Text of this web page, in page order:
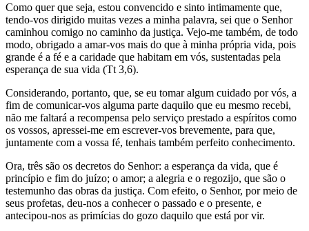
Como quer que seja, estou convencido e sinto intimamente que,
tendo-vos dirigido muitas vezes a minha palavra, sei que o Senhor
caminhou comigo no caminho da justiça. Vejo-me também, de todo
modo, obrigado a amar-vos mais do que à minha própria vida, pois
grande é a fé e a caridade que habitam em vós, sustentadas pela
esperança de sua vida (Tt 3,6).
Considerando, portanto, que, se eu tomar algum cuidado por vós, a
fim de comunicar-vos alguma parte daquilo que eu mesmo recebi,
não me faltará a recompensa pelo serviço prestado a espíritos como
os vossos, apressei-me em escrever-vos brevemente, para que,
juntamente com a vossa fé, tenhais também perfeito conhecimento.
Ora, três são os decretos do Senhor: a esperança da vida, que é
princípio e fim do juízo; o amor; a alegria e o regozijo, que são o
testemunho das obras da justiça. Com efeito, o Senhor, por meio de
seus profetas, deu-nos a conhecer o passado e o presente, e
antecipou-nos as primícias do gozo daquilo que está por vir.